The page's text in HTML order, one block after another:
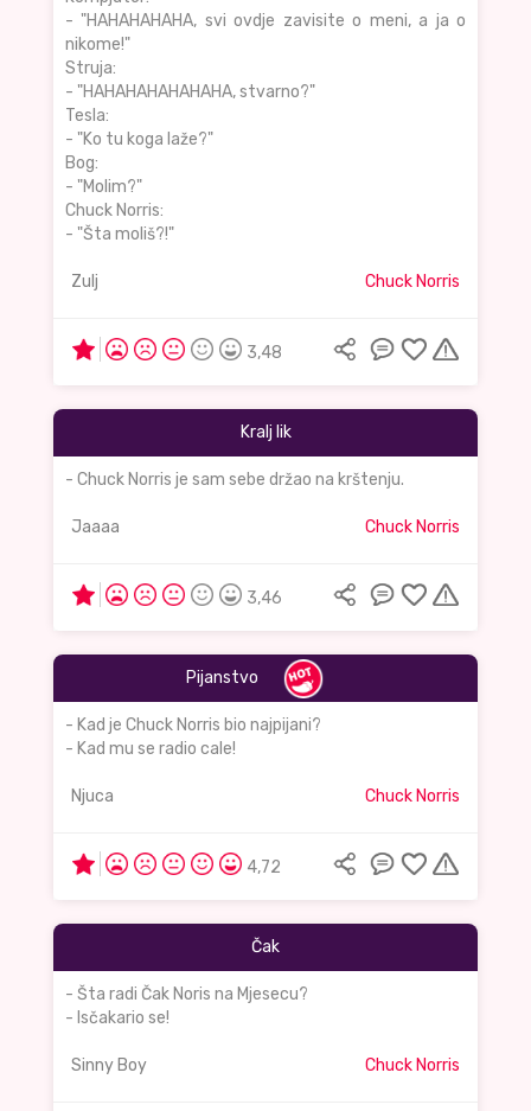
- "HAHAHAHAHA, svi ovdje zavisite o meni, a ja o
nikome!"
Struja:
- "HAHAHAHAHAHAHA, stvarno?"
Tesla:
- "Ko tu koga laže?"
Bog:
- "Molim?"
Chuck Norris:
- "Šta moliš?!"
Zulj Chuck Norris
3,48
Kralj lik
- Chuck Norris je sam sebe držao na krštenju.
Jaaaa Chuck Norris
3,46
Pijanstvo
- Kad je Chuck Norris bio najpijani?
- Kad mu se radio cale!
Njuca Chuck Norris
4,72
Čak
- Šta radi Čak Noris na Mjesecu?
- Isčakario se!
Sinny Boy Chuck Norris